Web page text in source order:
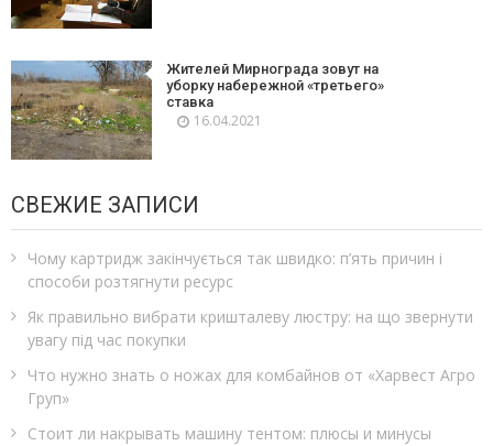
Жителей Мирнограда зовут на
уборку набережной «третьего»
ставка
16.04.2021
СВЕЖИЕ ЗАПИСИ
Чому картридж закінчується так швидко: п’ять причин і
способи розтягнути ресурс
Як правильно вибрати кришталеву люстру: на що звернути
увагу під час покупки
Что нужно знать о ножах для комбайнов от «Харвест Агро
Груп»
Стоит ли накрывать машину тентом: плюсы и минусы